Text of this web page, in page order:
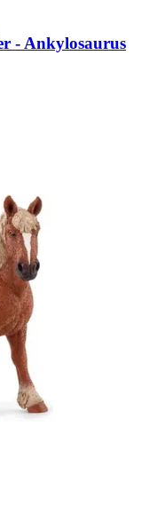
-​ Ankylosaurus